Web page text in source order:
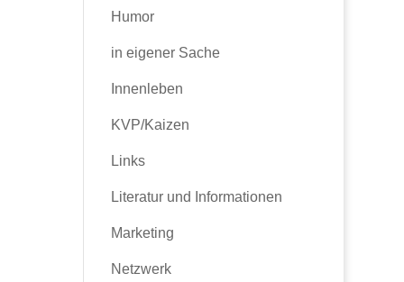
Humor
in eigener Sache
Innenleben
KVP/Kaizen
Links
Literatur und Informationen
Marketing
Netzwerk